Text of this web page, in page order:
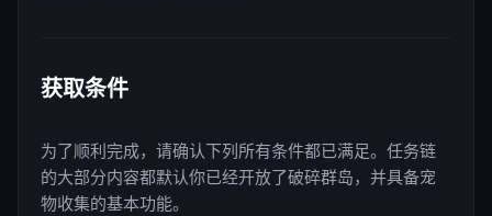
获取条件
为了顺利完成，请确认下列所有条件都已满足。任务链
的大部分内容都默认你已经开放了破碎群岛，并具备宠
物收集的基本功能。